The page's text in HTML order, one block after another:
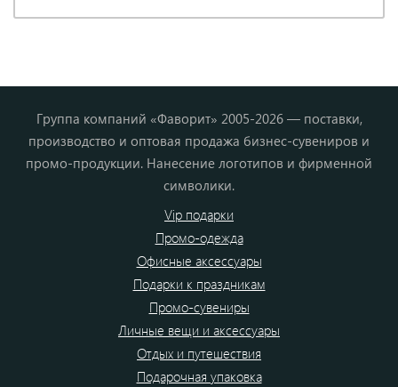
Группа компаний «Фаворит» 2005-2026 — поставки,
производство и оптовая продажа бизнес-сувениров и
промо-продукции. Нанесение логотипов и фирменной
символики.
Vip подарки
Промо-одежда
Офисные аксессуары
Подарки к праздникам
Промо-сувениры
Личные вещи и аксессуары
Отдых и путешествия
Подарочная упаковка